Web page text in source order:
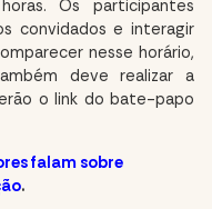
Os participantes
convidados e interagir
nesse horário,
deve realizar a
o link do bate-papo
falam sobre
.